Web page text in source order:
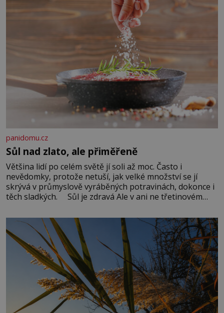
panidomu.cz
Sůl nad zlato, ale přiměřeně
Většina lidí po celém světě jí soli až moc. Často i
nevědomky, protože netuší, jak velké množství se jí
skrývá v průmyslově vyráběných potravinách, dokonce i
těch sladkých. Sůl je zdravá Ale v ani ne třetinovém
základní složky– sodík a chlór – jsou zásadní pro
správné hospodaření